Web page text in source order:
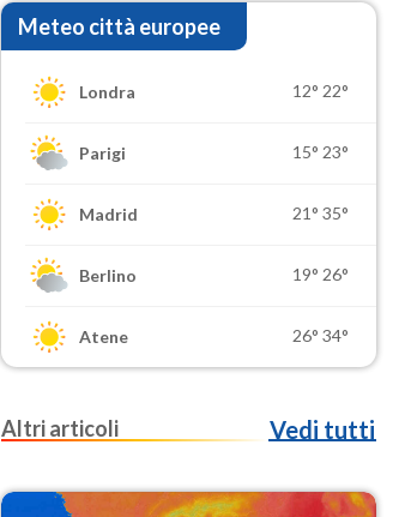
Meteo città europee
Londra 12° 22°
Parigi 15° 23°
Madrid 21° 35°
Berlino 19° 26°
Atene 26° 34°
Altri articoli Vedi tutti